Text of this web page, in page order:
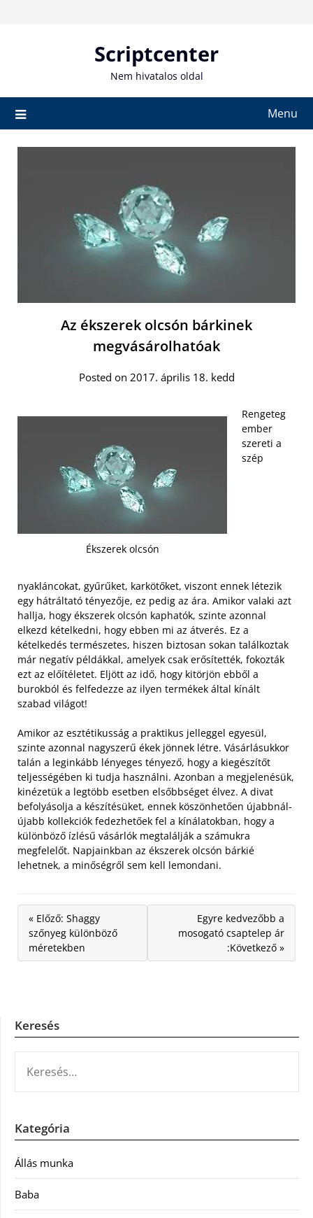
Scriptcenter
Nem hivatalos oldal
Menu
Az ékszerek olcsón bárkinek
megvásárolhatóak
Posted on 2017. április 18. kedd
Ékszerek olcsón
Rengeteg
ember
szereti a
szép
nyakláncokat, gyűrűket, karkötőket, viszont ennek létezik
egy hátráltató tényezője, ez pedig az ára. Amikor valaki azt
hallja, hogy ékszerek olcsón kaphatók, szinte azonnal
elkezd kételkedni, hogy ebben mi az átverés. Ez a
kételkedés természetes, hiszen biztosan sokan találkoztak
már negatív példákkal, amelyek csak erősítették, fokozták
ezt az előítéletet. Eljött az idő, hogy kitörjön ebből a
burokból és felfedezze az ilyen termékek által kínált
szabad világot!
Amikor az esztétikusság a praktikus jelleggel egyesül,
szinte azonnal nagyszerű ékek jönnek létre. Vásárlásukkor
talán a leginkább lényeges tényező, hogy a kiegészítőt
teljességében ki tudja használni. Azonban a megjelenésük,
kinézetük a legtöbb esetben elsőbbséget élvez. A divat
befolyásolja a készítésüket, ennek köszönhetően újabbnál-
újabb kollekciók fedezhetőek fel a kínálatokban, hogy a
különböző ízlésű vásárlók megtalálják a számukra
megfelelőt. Napjainkban az ékszerek olcsón bárkié
lehetnek, a minőségről sem kell lemondani.
« Előző: Shaggy
szőnyeg különböző
méretekben
Egyre kedvezőbb a
mosogató csaptelep ár
:Következő »
Keresés
Kategória
Állás munka
Baba